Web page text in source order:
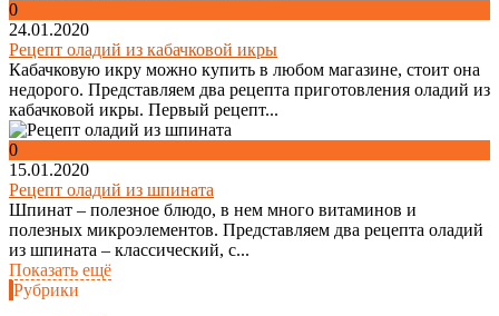
0
24.01.2020
Рецепт оладий из кабачковой икры
Кабачковую икру можно купить в любом магазине, стоит она
недорого. Представляем два рецепта приготовления оладий из
кабачковой икры. Первый рецепт...
0
15.01.2020
Рецепт оладий из шпината
Шпинат – полезное блюдо, в нем много витаминов и
полезных микроэлементов. Представляем два рецепта оладий
из шпината – классический, с...
Показать ещё
Рубрики